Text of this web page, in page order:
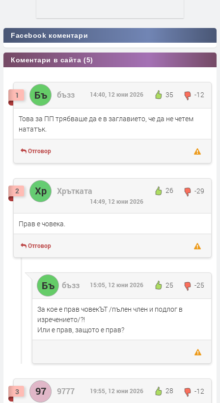
Facebook коментари
Коментари в сайта (5)
1 Бъ бъзз 35 -12
14:40, 12 юни 2026
Това за ПП трябваше да е в заглавието, че да не четем
нататък.
Отговор
2 Хр Хрътката 26 -29
14:49, 12 юни 2026
Прав е човека.
Отговор
Бъ бъзз 25 -25
15:05, 12 юни 2026
За кое е прав човекЪТ /пълен член и подлог в
изречението/?!
Или е прав, защото е прав?
3 97 9777 28 -12
19:55, 12 юни 2026